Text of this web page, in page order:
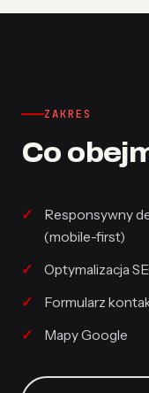
ZAKRES
Co
Responsywny
(mobile-first)
Optymalizacja
Formularz
Mapy Google